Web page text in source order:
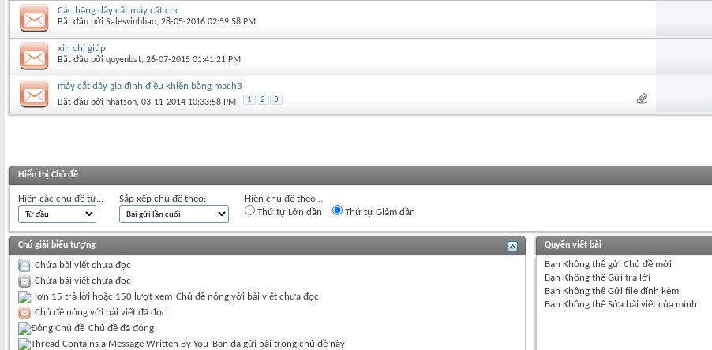
Các hãng dây cắt máy cắt cnc
Bắt đầu bởi Salesvinhhao‎, 28-05-2016 02:59:58 PM
xin chỉ giúp
Bắt đầu bởi quyenbat‎, 26-07-2015 01:41:21 PM
máy cắt dây gia đình điều khiền bằng mach3
Bắt đầu bởi nhatson‎, 03-11-2014 10:33:58 PM 1 2 3
Hiển thị Chủ đề
Hiện các chủ đề từ... Sắp xếp chủ đề theo:
Hiện chủ đề theo...
Thứ tự Lớn dần
Thứ tự Giảm dần
Chú giải biểu tượng
Chứa bài viết chưa đọc
Chứa bài viết chưa đọc
Chủ đề nóng với bài viết chưa đọc
Chủ đề nóng với bài viết đã đọc
Chủ đề đã đóng
Bạn đã gửi bài trong chủ đề này
Quyền viết bài
Bạn Không thểgửi Chủ đề mới
Bạn Không thểGửi trả lời
Bạn Không thểGửi file đính kèm
Bạn Không thểSửa bài viết của mình